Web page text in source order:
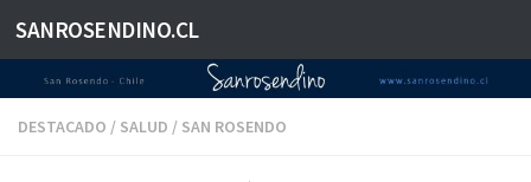
Saltar al contenido
SANROSENDINO.CL
DESTACADO / SALUD / SAN ROSENDO